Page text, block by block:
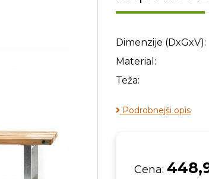
Dimenzije (DxGxV):
Material:
Teža:
Podrobnejši opis
Cena: